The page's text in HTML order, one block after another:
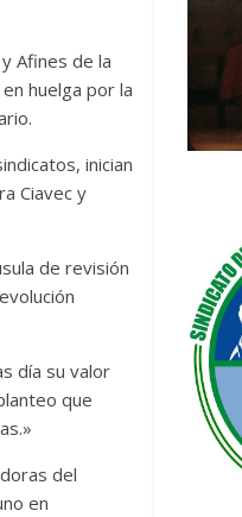
Afines de la
huelga por la
inician
Ciavec y
de revisión
día su valor
que
del
en